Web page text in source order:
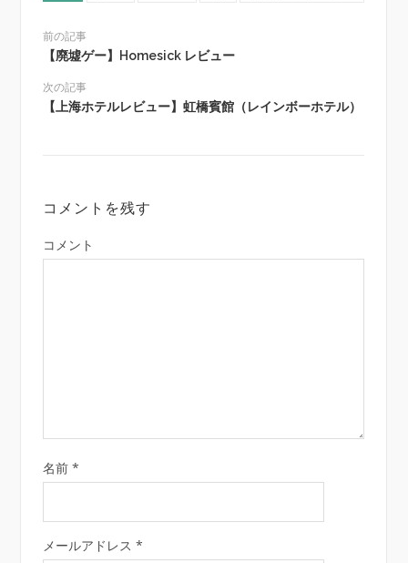
前の記事
【廃墟ゲー】Homesick レビュー
次の記事
【上海ホテルレビュー】虹橋賓館（レインボーホテル）
コメントを残す
コメント
名前 *
メールアドレス *